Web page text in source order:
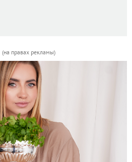
(на правах рекламы)